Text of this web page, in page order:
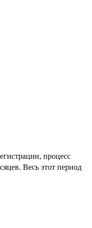
процесс
Весь этот период